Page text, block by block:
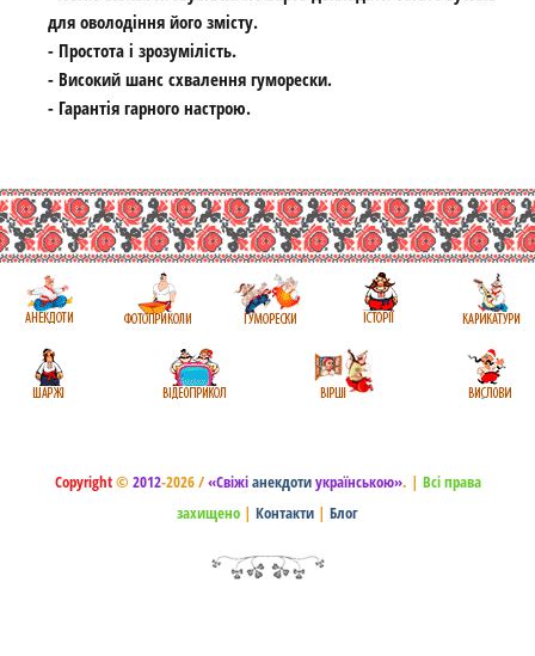
для оволодіння його змісту.
- Простота і зрозумілість.
- Високий шанс схвалення гуморески.
- Гарантія гарного настрою.
Copyright© 2012-2026 /«Свіжіанекдотиукраїнською». | Всі права
захищено | Контакти | Блог